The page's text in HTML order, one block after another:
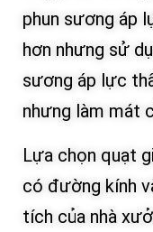
phun sương áp
hơn nhưng sử
sương áp lực
nhưng làm mát
Lựa chọn quạt
có đường kính
tích của nhà